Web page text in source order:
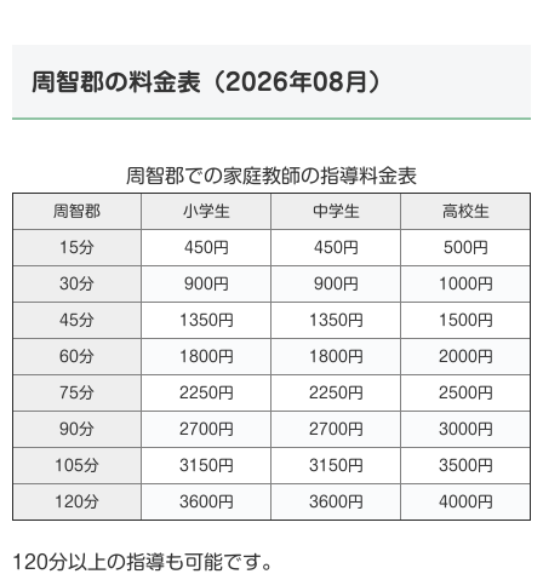
周智郡の料金表（2026年08月 ）
周智郡での家庭教師の指導料金表
周智郡 小学生 中学生 高校生
15分 450円 450円 500円
30分 900円 900円 1000円
45分 1350円 1350円 1500円
60分 1800円 1800円 2000円
75分 2250円 2250円 2500円
90分 2700円 2700円 3000円
105分 3150円 3150円 3500円
120分 3600円 3600円 4000円
120分以上の指導も可能です。